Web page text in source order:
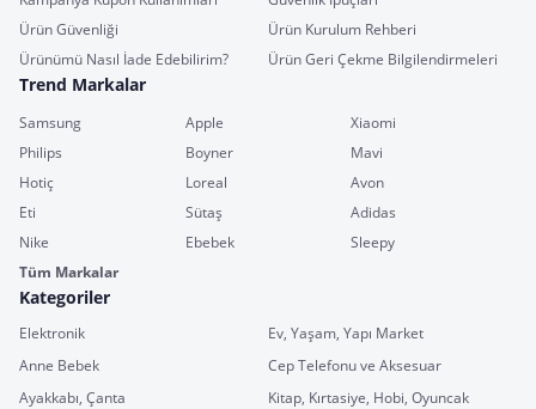
Ürün Güvenliği
Ürün Kurulum Rehberi
Ürünümü Nasıl İade Edebilirim?
Ürün Geri Çekme Bilgilendirmeleri
Trend Markalar
Samsung Apple
Xiaomi
Philips
Boyner
Mavi
Hotiç
Loreal
Avon
Eti
Sütaş
Adidas
Nike
Ebebek
Sleepy
Tüm Markalar
Kategoriler
Elektronik
Ev, Yaşam, Yapı Market
Anne Bebek
Cep Telefonu ve Aksesuar
Ayakkabı, Çanta
Kitap, Kırtasiye, Hobi, Oyuncak